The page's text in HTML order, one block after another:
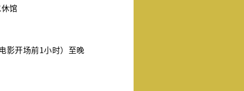
馆
影开场前1小时）至晚